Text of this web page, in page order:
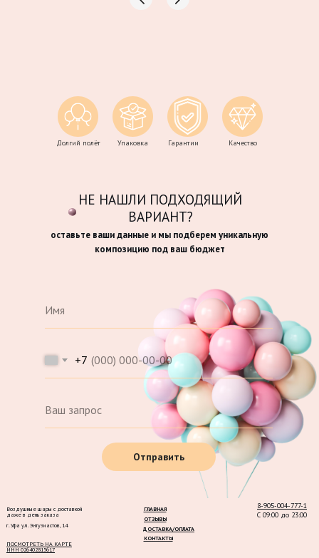
Долгий полёт Упаковка Гарантии Качество
+7
Отправить
оставьте ваши данные и мы подберем уникальную
композицию под ваш бюджет
НЕ НАШЛИ ПОДХОДЯЩИЙ
ВАРИАНТ?
ОТЗЫВЫ
ГЛАВНАЯ
ДОСТАВКА/ОПЛАТА
КОНТАКТЫ
8-905-004-777-1
С 09:00 до 23:00
Воздушные шары с доставкой
даже в день заказа
г. Уфа ул. Энтузиастов, 14
ПОСМОТРЕТЬ НА КАРТЕ
ИНН 026402815617